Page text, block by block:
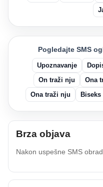
Pogledajte SMS
Upoznavanje
On traži nju
Ona
Ona traži nju
Biseks
Brza objava
Nakon uspešne SMS